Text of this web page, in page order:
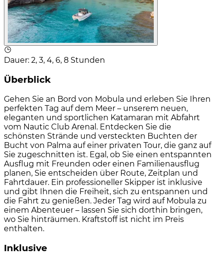
Dauer: 2, 3, 4, 6, 8 Stunden
Überblick
Gehen Sie an Bord von Mobula und erleben Sie Ihren
perfekten Tag auf dem Meer – unserem neuen,
eleganten und sportlichen Katamaran mit Abfahrt
vom Nautic Club Arenal. Entdecken Sie die
schönsten Strände und versteckten Buchten der
Bucht von Palma auf einer privaten Tour, die ganz auf
Sie zugeschnitten ist. Egal, ob Sie einen entspannten
Ausflug mit Freunden oder einen Familienausflug
planen, Sie entscheiden über Route, Zeitplan und
Fahrtdauer. Ein professioneller Skipper ist inklusive
und gibt Ihnen die Freiheit, sich zu entspannen und
die Fahrt zu genießen. Jeder Tag wird auf Mobula zu
einem Abenteuer – lassen Sie sich dorthin bringen,
wo Sie hinträumen. Kraftstoff ist nicht im Preis
enthalten.
Inklusive